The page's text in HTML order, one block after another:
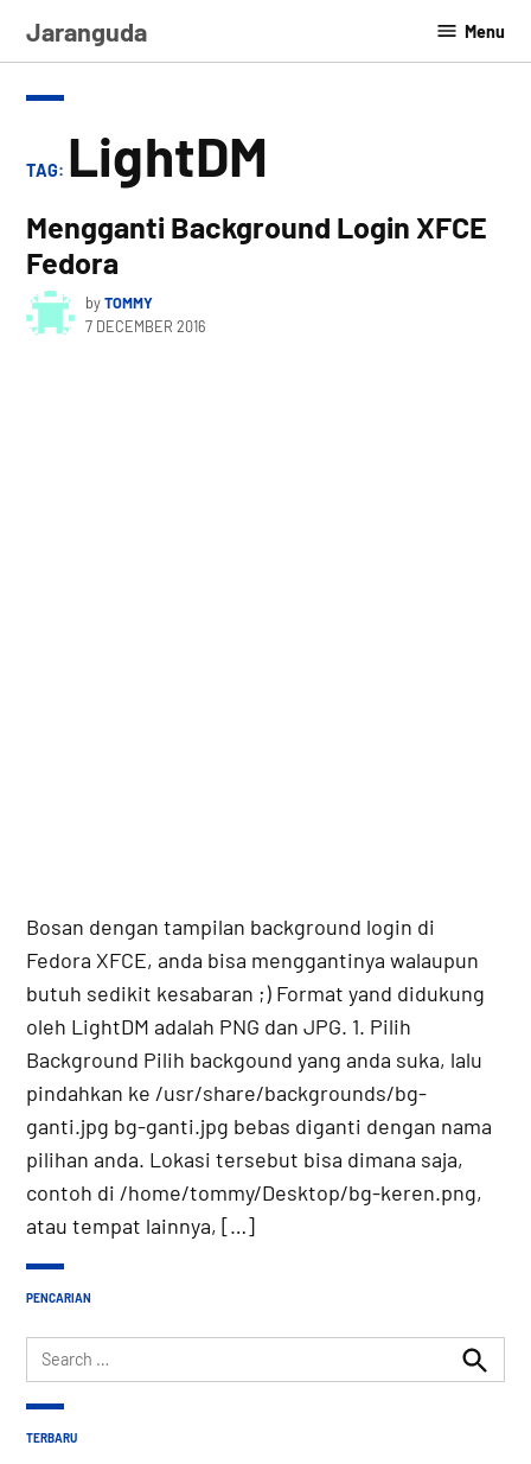
Jaranguda Menu
TAG: LightDM
Mengganti Background Login XFCE
Fedora
byTOMMY
7 DECEMBER 2016
Bosan dengan tampilan background login di
Fedora XFCE, anda bisa menggantinya walaupun
butuh sedikit kesabaran ;) Format yand didukung
oleh LightDM adalah PNG dan JPG. 1. Pilih
Background Pilih backgound yang anda suka, lalu
pindahkan ke /usr/share/backgrounds/bg-
ganti.jpg bg-ganti.jpg bebas diganti dengan nama
pilihan anda. Lokasi tersebut bisa dimana saja,
contoh di /home/tommy/Desktop/bg-keren.png,
atau tempat lainnya, […]
PENCARIAN
Search
for:
Search
TERBARU